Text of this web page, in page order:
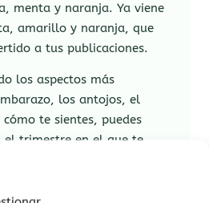
menta y naranja. Ya viene
amarillo y naranja, que
a tus publicaciones.
los aspectos más
los antojos, el
te sientes, puedes
el trimestre en el que te